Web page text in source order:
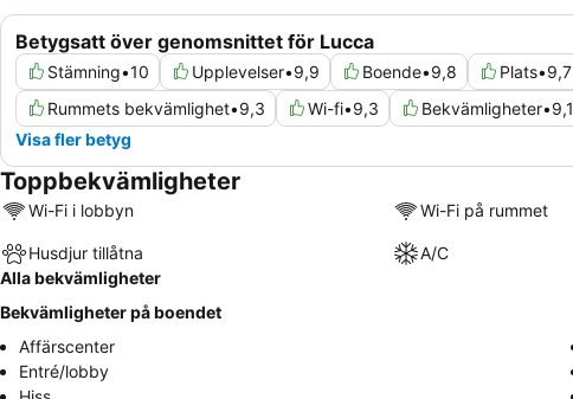
Betygsatt över genomsnittet för Lucca
Stämning•10 Upplevelser•9,9 Boende•9,8 Plats•9,7
Rummets bekvämlighet•9,3 Wi-fi•9,3 Bekvämligheter•9,1
Visa fler betyg
Toppbekvämligheter
Wi-Fi i lobbyn Wi-Fi på rummet
Husdjur tillåtna A/C
Alla bekvämligheter
Bekvämligheter på boendet
Affärscenter
Entré/lobby